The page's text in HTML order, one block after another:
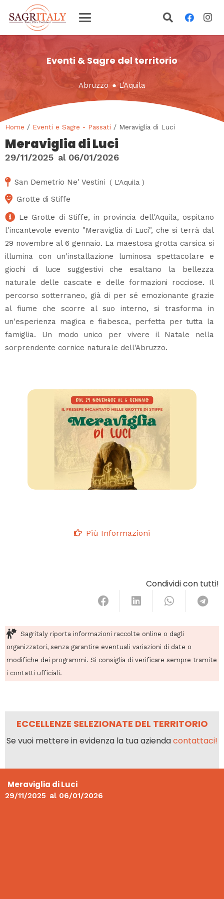
Eventi & Sagre del territorio
Abruzzo ● L'Aquila
Home / Eventi e Sagre - Passati / Meraviglia di Luci
Meraviglia di Luci
29/11/2025 al 06/01/2026
San Demetrio Ne' Vestini ( L'Aquila )
Grotte di Stiffe
Le Grotte di Stiffe, in provincia dell'Aquila, ospitano
l'incantevole evento "Meraviglia di Luci", che si terrà dal
29 novembre al 6 gennaio. La maestosa grotta carsica si
illumina con un'installazione luminosa spettacolare e
giochi di luce suggestivi che esaltano la bellezza
naturale delle cascate e delle formazioni rocciose. Il
percorso sotterraneo, già di per sé emozionante grazie
al fiume che scorre al suo interno, si trasforma in
un'esperienza magica e fiabesca, perfetta per tutta la
famiglia. Un modo unico per vivere il Natale nella
sorprendente cornice naturale dell'Abruzzo.
Più Informazioni
Condividi con tutti!
Sagritaly riporta informazioni raccolte online o dagli
organizzatori, senza garantire eventuali variazioni di date o
modifiche dei programmi. Si consiglia di verificare sempre tramite
i contatti ufficiali.
ECCELLENZE SELEZIONATE DEL TERRITORIO
Se vuoi mettere in evidenza la tua aziendacontattaci!
Meraviglia di Luci
29/11/2025 al 06/01/2026